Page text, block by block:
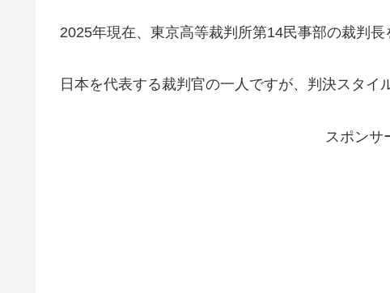
2025年現在、東京高等裁判所第14民事部の裁判長
日本を代表する裁判官の一人ですが、判決スタイ
スポンサ